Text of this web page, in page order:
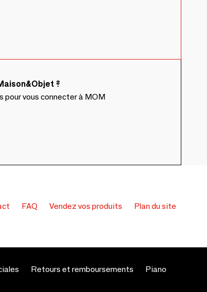
?
vous connecter à MOM
FAQ Vendez vos produits Plan du site
Retours et remboursements
Piano